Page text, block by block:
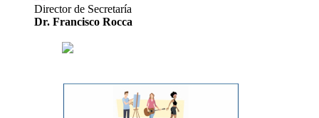
Director de Secretaría
Dr. Francisco Rocca